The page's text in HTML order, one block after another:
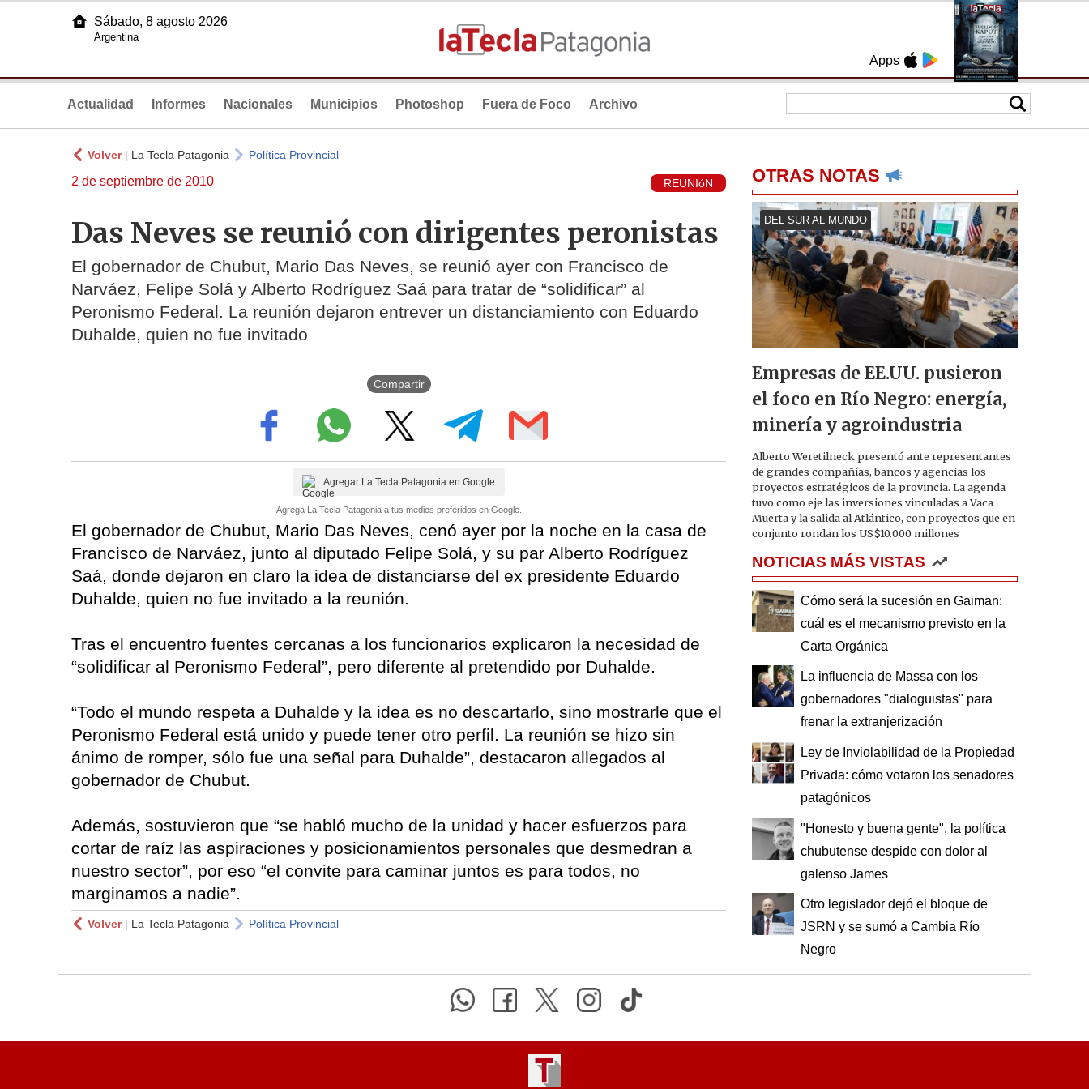
Apps
Sábado, 8 agosto 2026
Argentina
Actualidad Informes Nacionales Municipios Photoshop Fuera de Foco Archivo
Volver| La Tecla Patagonia Política Provincial
2 de septiembre de 2010 REUNIóN
Das Neves se reunió con dirigentes peronistas
El gobernador de Chubut, Mario Das Neves, se reunió ayer con Francisco de
Narváez, Felipe Solá y Alberto Rodríguez Saá para tratar de “solidificar” al
Peronismo Federal. La reunión dejaron entrever un distanciamiento con Eduardo
Duhalde, quien no fue invitado
Compartir
Agregar La Tecla Patagonia en Google
Agrega La Tecla Patagonia a tus medios preferidos en Google.
El gobernador de Chubut, Mario Das Neves, cenó ayer por la noche en la casa de
Francisco de Narváez, junto al diputado Felipe Solá, y su par Alberto Rodríguez
Saá, donde dejaron en claro la idea de distanciarse del ex presidente Eduardo
Duhalde, quien no fue invitado a la reunión.
Tras el encuentro fuentes cercanas a los funcionarios explicaron la necesidad de
“solidificar al Peronismo Federal”, pero diferente al pretendido por Duhalde.
“Todo el mundo respeta a Duhalde y la idea es no descartarlo, sino mostrarle que el
Peronismo Federal está unido y puede tener otro perfil. La reunión se hizo sin
ánimo de romper, sólo fue una señal para Duhalde”, destacaron allegados al
gobernador de Chubut.
Además, sostuvieron que “se habló mucho de la unidad y hacer esfuerzos para
cortar de raíz las aspiraciones y posicionamientos personales que desmedran a
nuestro sector”, por eso “el convite para caminar juntos es para todos, no
marginamos a nadie”.
Volver| La Tecla Patagonia Política Provincial
OTRAS NOTAS
DEL SUR AL MUNDO
Empresas de EE.UU. pusieron
el foco en Río Negro: energía,
minería y agroindustria
Alberto Weretilneck presentó ante representantes
de grandes compañías, bancos y agencias los
proyectos estratégicos de la provincia. La agenda
tuvo como eje las inversiones vinculadas a Vaca
Muerta y la salida al Atlántico, con proyectos que en
conjunto rondan los US$10.000 millones
NOTICIAS MÁS VISTAS
Cómo será la sucesión en Gaiman:
cuál es el mecanismo previsto en la
Carta Orgánica
La influencia de Massa con los
gobernadores "dialoguistas" para
frenar la extranjerización
Ley de Inviolabilidad de la Propiedad
Privada: cómo votaron los senadores
patagónicos
"Honesto y buena gente", la política
chubutense despide con dolor al
galenso James
Otro legislador dejó el bloque de
JSRN y se sumó a Cambia Río
Negro